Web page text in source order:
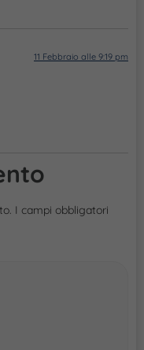
11 Febbraio alle 9:19 pm
I campi obbligatori